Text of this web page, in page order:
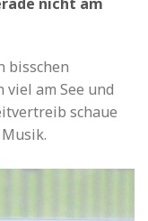
bisschen
viel am See und
schaue